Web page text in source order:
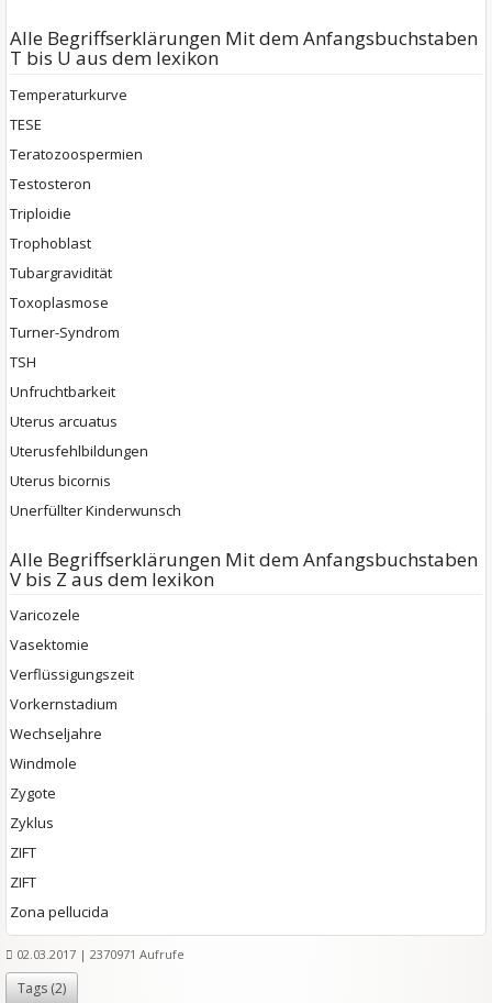
Alle Begriffserklärungen Mit dem Anfangsbuchstaben
T bis U aus dem lexikon
Temperaturkurve
TESE
Teratozoospermien
Testosteron
Triploidie
Trophoblast
Tubargravidität
Toxoplasmose
Turner-Syndrom
TSH
Unfruchtbarkeit
Uterus arcuatus
Uterusfehlbildungen
Uterus bicornis
Unerfüllter Kinderwunsch
Alle Begriffserklärungen Mit dem Anfangsbuchstaben
V bis Z aus dem lexikon
Varicozele
Vasektomie
Verflüssigungszeit
Vorkernstadium
Wechseljahre
Windmole
Zygote
Zyklus
ZIFT
ZIFT
Zona pellucida
02.03.2017 | 2370971 Aufrufe
Tags (2)